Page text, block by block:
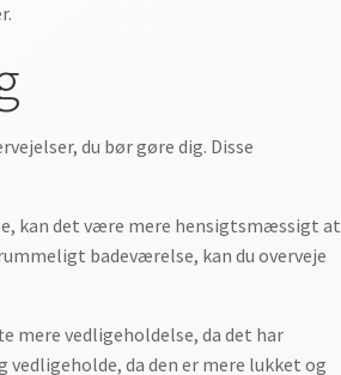
du bør gøre dig. Disse
kan det være mere hensigtsmæssigt at
badeværelse, kan du overveje
mere vedligeholdelse, da det har
da den er mere lukket og